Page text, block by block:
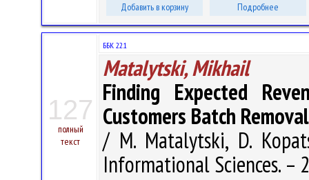
Добавить в корзину Подробнее
127
полный
текст
ББК 22.1
Matalytski, Mikhail
Finding Expected
Customers Batch Removal
/ M. Matalytski, D.
Informational Sciences. –